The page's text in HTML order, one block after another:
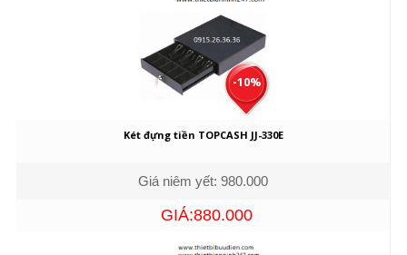
-10%
Két đựng tiền TOPCASH JJ-330E
Giá niêm yết: 980.000
GIÁ:880.000